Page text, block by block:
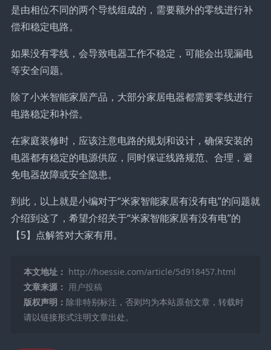
是由相位不同的两个导线组成的，需要额外的零线进行补
偿和稳定电路。
如果没有零线，会导致电器工作不稳定，可能会出现漏电
等安全问题。
除了小米智能家居产品，大部分家居电器都需要零线进行
电路稳定和补偿。
在家庭装修时，应该注意电路的规划和设计，确保安装的
电器都有稳定的电源供应，同时保证线路规范、合理，避
免电器故障或安全隐患。
到此，以上就是小编对于“米家智能家居有没有电”的问题就
介绍到这了，希望介绍关于“米家智能家居有没有电”的
【5】点解答对大家有用。
本文地址： http://hoessie.com/article/5d918457.html
文章来源： 用户投稿
版权声明： 除非特别标注，否则均为本站原创文章，转载时
请以链接形式注明文章出处。